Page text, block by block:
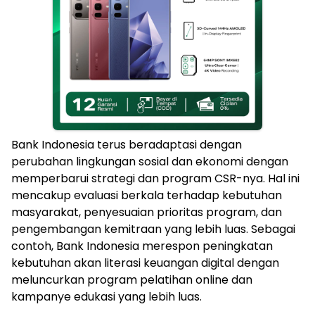
Bank Indonesia terus beradaptasi dengan
perubahan lingkungan sosial dan ekonomi dengan
memperbarui strategi dan program CSR-nya. Hal ini
mencakup evaluasi berkala terhadap kebutuhan
masyarakat, penyesuaian prioritas program, dan
pengembangan kemitraan yang lebih luas. Sebagai
contoh, Bank Indonesia merespon peningkatan
kebutuhan akan literasi keuangan digital dengan
meluncurkan program pelatihan online dan
kampanye edukasi yang lebih luas.